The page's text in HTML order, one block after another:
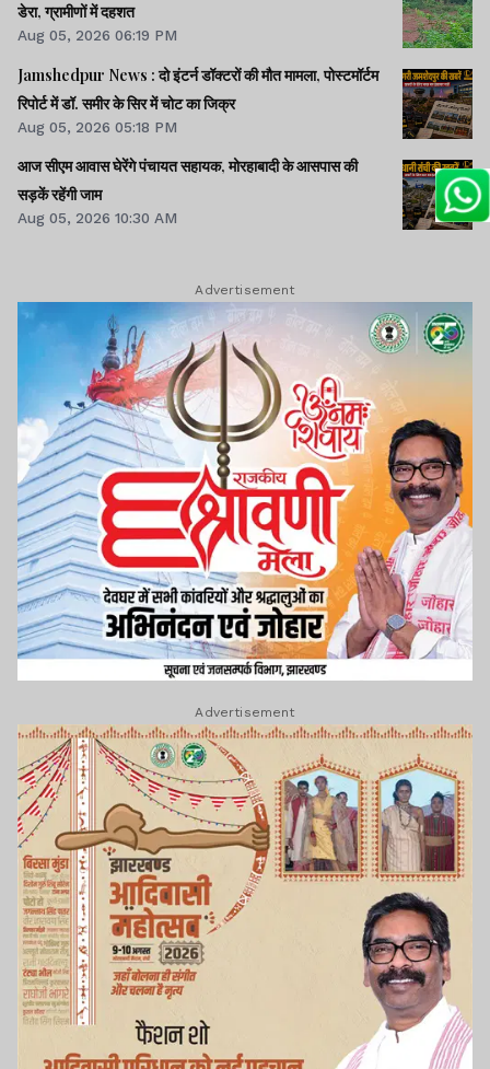
डेरा, ग्रामीणों में दहशत
Aug 05, 2026 06:19 PM
Jamshedpur News : दो इंटर्न डॉक्टरों की मौत मामला, पोस्टमॉर्टम
रिपोर्ट में डॉ. समीर के सिर में चोट का जिक्र
Aug 05, 2026 05:18 PM
आज सीएम आवास घेरेंगे पंचायत सहायक, मोरहाबादी के आसपास की
सड़कें रहेंगी जाम
Aug 05, 2026 10:30 AM
Advertisement
Advertisement